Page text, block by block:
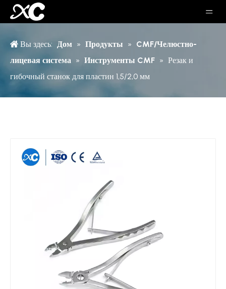
Вы здесь: Дом » Продукты » CMF/Челюстно-
лицевая система » Инструменты CMF » Резак и
гибочный станок для пластин 1,5/2,0 мм